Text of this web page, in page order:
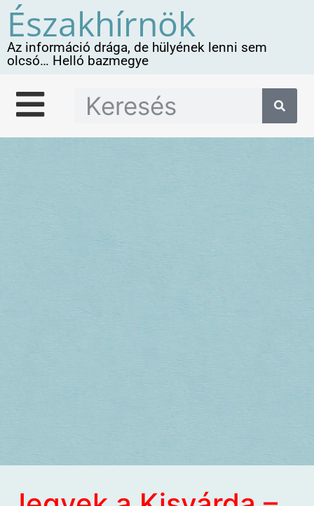
Északhírnök
Az információ drága, de hülyének lenni sem
olcsó… Helló bazmegye